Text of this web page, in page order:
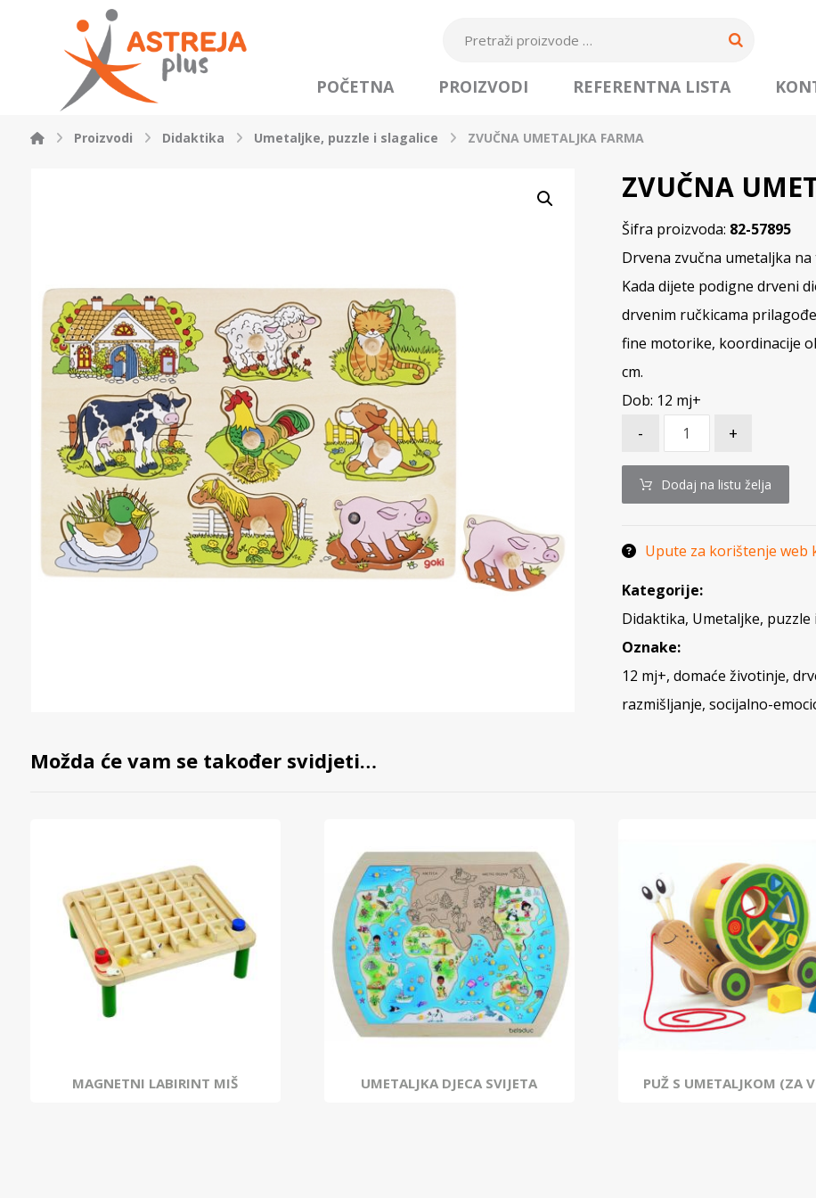
POČETNA PROIZVODI REFERENTNA LISTA
Proizvodi Didaktika Umetaljke, puzzle i slagalice ZVUČNA UMETALJKA FARMA
ZVUČNA
Šifra proizvoda: 82-57895
Drvena zvučna umetaljka
Kada dijete podigne drveni
drvenim ručkicama
fine motorike, koordinacije
cm.
Dob: 12 mj+
- +
Dodaj na listu želja
Upute za korištenje web
Kategorije:
Didaktika, Umetaljke, puzzle
Oznake:
12 mj+, domaće životinje,
razmišljanje, socijalno-
Možda će vam se također svidjeti…
MAGNETNI LABIRINT MIŠ UMETALJKA DJECA SVIJETA PUŽ S UMETALJKOM (ZA